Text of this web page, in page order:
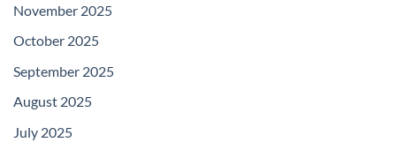
November 2025
October 2025
September 2025
August 2025
July 2025